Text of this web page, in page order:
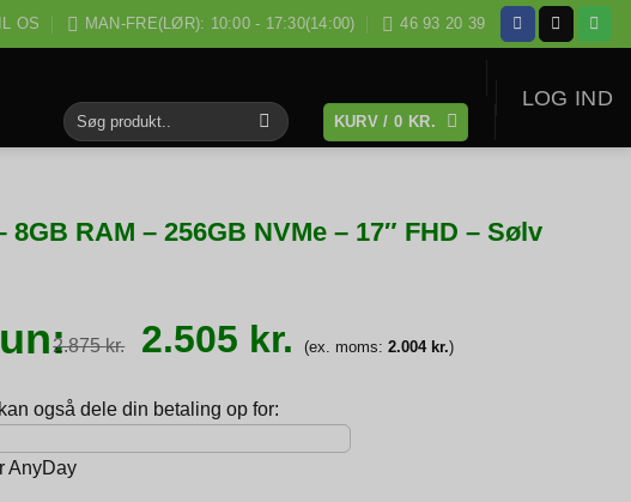
OS MAN-FRE(LØR): 10:00 - 17:30(14:00) 46 93 20 39
Søg
efter:
KURV /0 KR.
LOG IND
RAM – 256GB NVMe – 17″ FHD – Sølv
2.875kr. Den
oprindelige
pris
2.875 kr..
2.505 kr. Den
aktuelle
pris
(ex. moms:2.004 kr.)
også dele din betaling op for:
AnyDay